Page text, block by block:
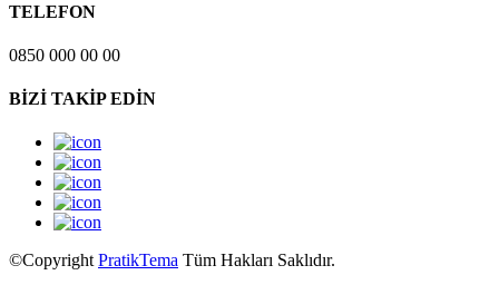
TELEFON
0850 000 00 00
BİZİ TAKİP EDİN
©CopyrightPratikTema Tüm Hakları Saklıdır.